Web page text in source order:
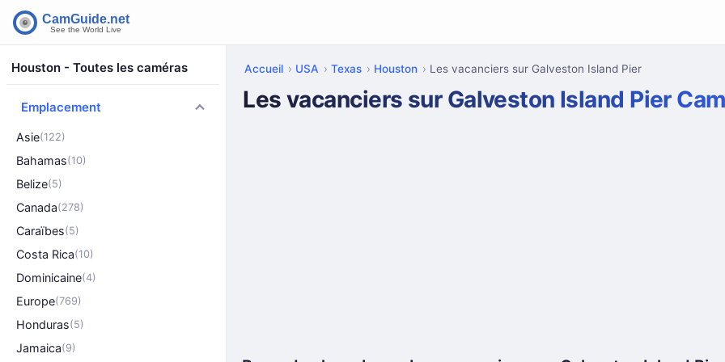
Houston - Toutes les caméras
Emplacement
Asie(122)
Bahamas(10)
Belize(5)
Canada(278)
Caraïbes(5)
Costa Rica(10)
Dominicaine(4)
Europe(769)
Honduras(5)
Jamaica(9)
Accueil USA Texas Houston Les vacanciers sur Galveston Island Pier
Les vacanciers sur Galveston Island Pier